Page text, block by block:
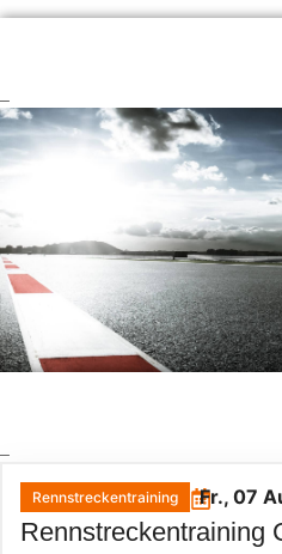
Rennstreckentraining Fr., 07
Rennstreckentraining